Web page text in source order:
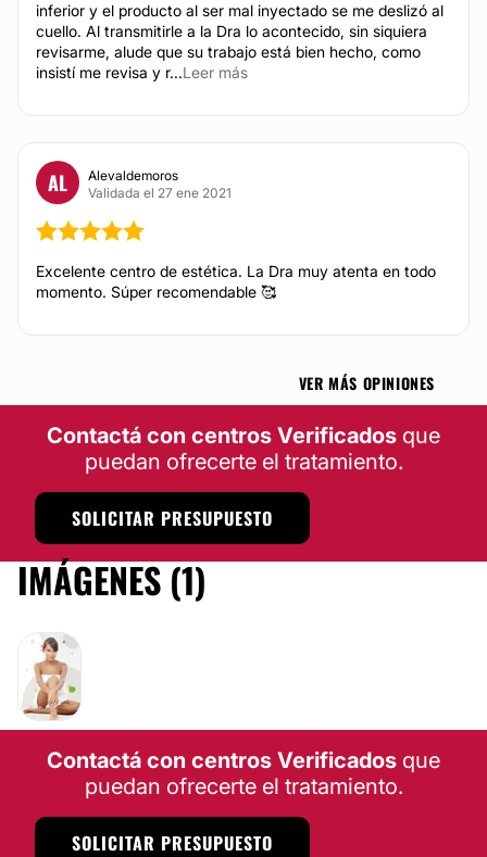
inferior y el producto al ser mal inyectado se me deslizó al
cuello. Al transmitirle a la Dra lo acontecido, sin siquiera
revisarme, alude que su trabajo está bien hecho, como
insistí me revisa y r...Leer más
AL
Alevaldemoros
Validada el 27 ene 2021
Excelente centro de estética. La Dra muy atenta en todo
momento. Súper recomendable 🥰
VER MÁS OPINIONES
Contactá con centros Verificados que
puedan ofrecerte el tratamiento.
SOLICITAR PRESUPUESTO
IMÁGENES (1)
Contactá con centros Verificados que
puedan ofrecerte el tratamiento.
SOLICITAR PRESUPUESTO